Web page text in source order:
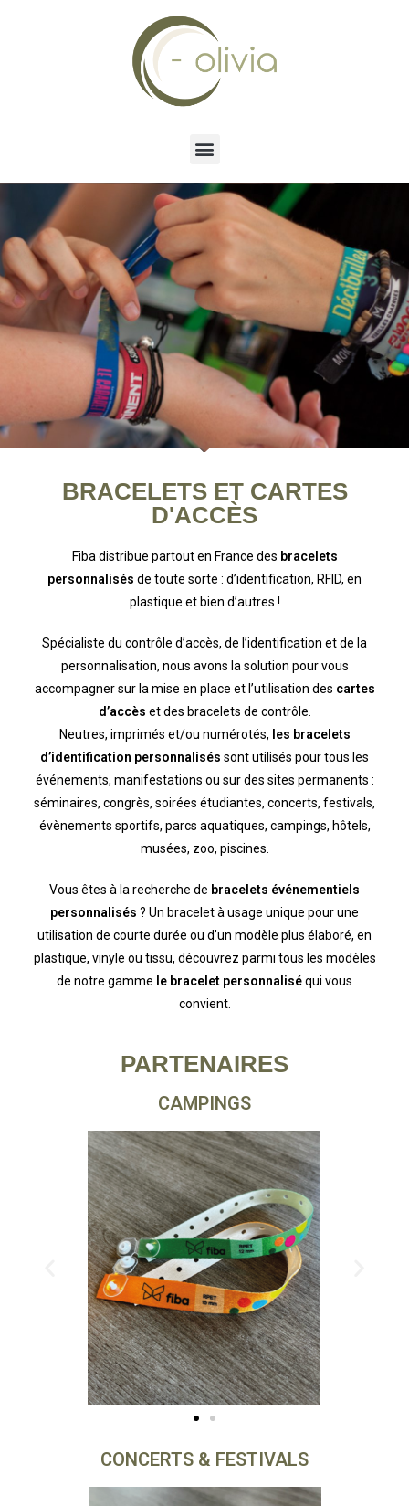
BRACELETS ET CARTES
D'ACCÈS
Fiba distribue partout en France des bracelets
personnalisés de toute sorte : d’identification, RFID, en
plastique et bien d’autres !
Spécialiste du contrôle d’accès, de l’identification et de la
personnalisation, nous avons la solution pour vous
accompagner sur la mise en place et l’utilisation des cartes
d’accès et des bracelets de contrôle.
Neutres, imprimés et/ou numérotés, les bracelets
d’identification personnalisés sont utilisés pour tous les
événements, manifestations ou sur des sites permanents :
séminaires, congrès, soirées étudiantes, concerts, festivals,
évènements sportifs, parcs aquatiques, campings, hôtels,
musées, zoo, piscines.
Vous êtes à la recherche de bracelets événementiels
personnalisés ? Un bracelet à usage unique pour une
utilisation de courte durée ou d’un modèle plus élaboré, en
plastique, vinyle ou tissu, découvrez parmi tous les modèles
de notre gamme le bracelet personnaliséqui vous
convient.
PARTENAIRES
CAMPINGS
CONCERTS & FESTIVALS